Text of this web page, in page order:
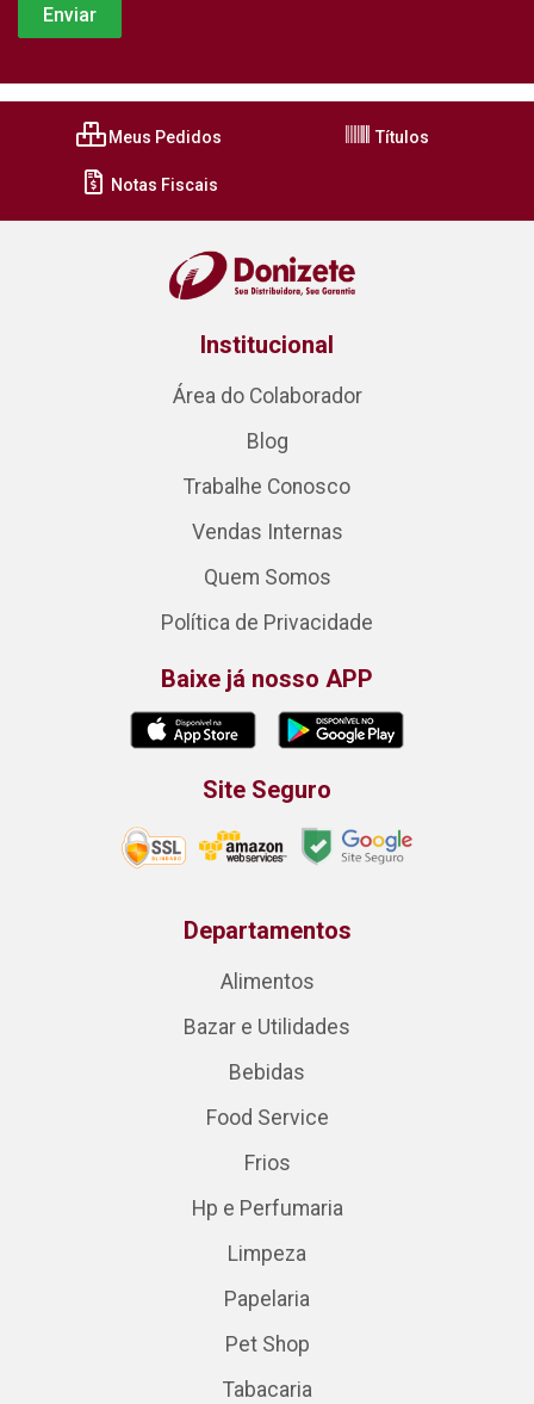
Meus Pedidos Títulos
Notas Fiscais
Institucional
Área do Colaborador
Blog
Trabalhe Conosco
Vendas Internas
Quem Somos
Política de Privacidade
Baixe já nosso APP
Site Seguro
Departamentos
Alimentos
Bazar e Utilidades
Bebidas
Food Service
Frios
Hp e Perfumaria
Limpeza
Papelaria
Pet Shop
Tabacaria